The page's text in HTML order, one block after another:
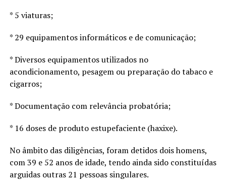
* 5 viaturas;
* 29 equipamentos informáticos e de comunicação;
* Diversos equipamentos utilizados no
acondicionamento, pesagem ou preparação do tabaco e
cigarros;
* Documentação com relevância probatória;
* 16 doses de produto estupefaciente (haxixe).
No âmbito das diligências, foram detidos dois homens,
com 39 e 52 anos de idade, tendo ainda sido constituídas
arguidas outras 21 pessoas singulares.